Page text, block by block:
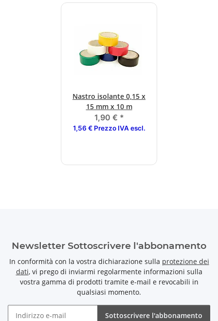
Nastro isolante 0,15 x
15 mm x 10 m
1,90 € *
1,56 € Prezzo IVA escl.
Newsletter Sottoscrivere l'abbonamento
In conformità con la vostra dichiarazione sulla protezione dei
dati, vi prego di inviarmi regolarmente informazioni sulla
vostra gamma di prodotti tramite e-mail e revocabili in
qualsiasi momento.
Sottoscrivere l'abbonamento